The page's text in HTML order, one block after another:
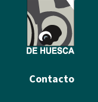
Contacto